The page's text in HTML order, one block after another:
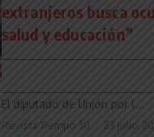
extranjeros busca
salud y educación”
El diputado de Unión por l...
Revista Tiempo 30 23 julio,